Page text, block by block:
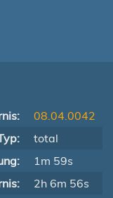
08.04.0042
total
1m 59s
2h 6m 56s